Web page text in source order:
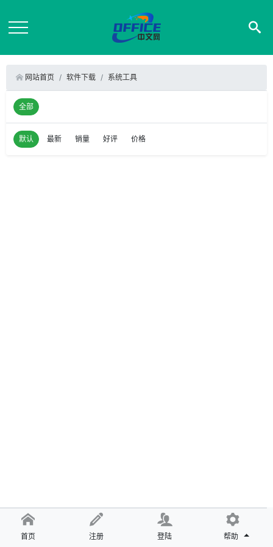
网站首页 软件下载 系统工具
全部
默认 最新 销量 好评 价格
首页 注册 登陆 帮助